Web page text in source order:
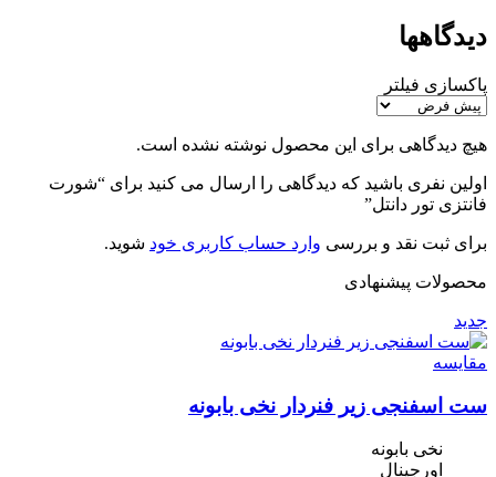
دیدگاهها
پاکسازی فیلتر
هیچ دیدگاهی برای این محصول نوشته نشده است.
اولین نفری باشید که دیدگاهی را ارسال می کنید برای “شورت
فانتزی تور دانتل”
برای ثبت نقد و بررسی وارد حساب کاربری خود شوید.
محصولات پیشنهادی
جدید
مقایسه
ست اسفنجی زیر فنردار نخی بابونه
نخی بابونه
اورجینال